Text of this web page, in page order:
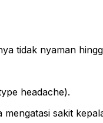
tidak nyaman
headache).
sakit